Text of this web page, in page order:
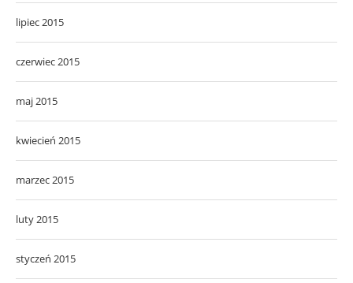
lipiec 2015
czerwiec 2015
maj 2015
kwiecień 2015
marzec 2015
luty 2015
styczeń 2015